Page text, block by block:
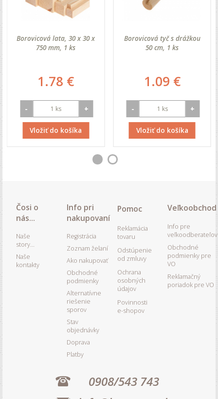
Borovicová lata, 30 x 30 x
750 mm, 1 ks
1.78 €
- +
Vložiť do košíka
Borovicová tyč s drážkou
50 cm, 1 ks
1.09 €
- +
Vložiť do košíka
Čosi o
nás...
Naše
story...
Naše
kontakty
Info pri
nakupovaní
Registrácia
Zoznam želaní
Ako nakupovať
Obchodné
podmienky
Alternatívne
riešenie
sporov
Stav
objednávky
Doprava
Platby
Pomoc
Reklamácia
tovaru
Odstúpenie
od zmluvy
Ochrana
osobných
údajov
Povinnosti
e-shopov
Veľkoobchod
Info pre
veľkoodberateľov
Obchodné
podmienky pre
VO
Reklamačný
poriadok pre VO
0908/543 743